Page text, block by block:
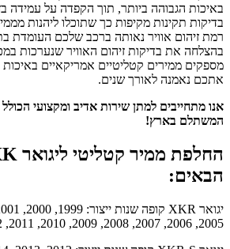
באיכות הגבוהה ביותר, תוך הקפדה על עמידה
בדיקות תקינות מקיפות כך שתוכלו ליהנות
רמת זיהום אוויר נאותה ברכב שלכם העומדת
בהצלחה את בדיקות זיהום האוויר שנערכות
מספקים ממירים קטליטיים אמריקאיים
אתכם נאמנה לאורך שנים.
אנו מתחייבים למתן שירות אדיב ומקצועי
המשתלם בארץ!
הבאים:
2005, 2006, 2007, 2008, 2009, 2010, 2011, 2012